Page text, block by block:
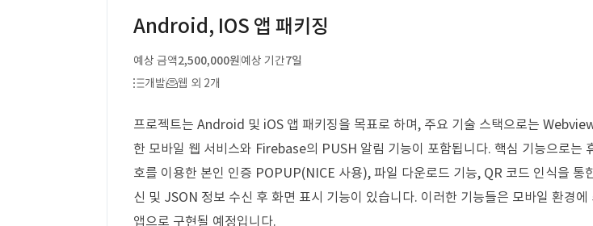
Android, IOS 앱 패키징
예상 금액2,500,000원예상 기간7일
개발
웹 외 2개
프로젝트는 Android 및 iOS 앱 패키징을 목표로 하며, 주요 기술 스택으로는
한 모바일 웹 서비스와 Firebase의 PUSH 알림 기능이 포함됩니다. 핵심 기능으로는
호를 이용한 본인 인증 POPUP(NICE 사용), 파일 다운로드 기능, QR 코드 인식을 통
신 및 JSON 정보 수신 후 화면 표시 기능이 있습니다. 이러한 기능들은 모바일 환경에
앱으로 구현될 예정입니다.